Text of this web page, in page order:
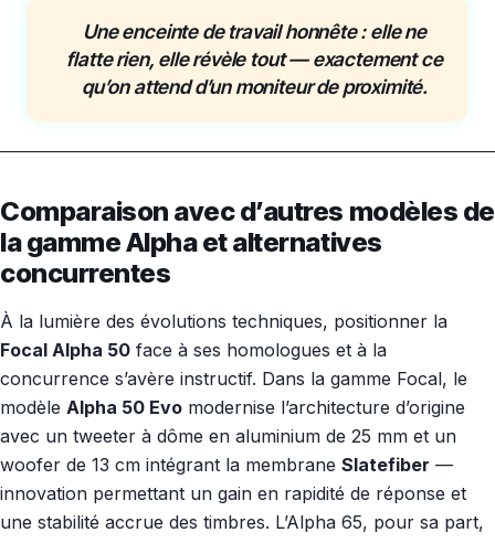
Une enceinte de travail honnête : elle ne
flatte rien, elle révèle tout — exactement ce
qu’on attend d’un moniteur de proximité.
Comparaison avec d’autres modèles de
la gamme Alpha et alternatives
concurrentes
À la lumière des évolutions techniques, positionner la
Focal Alpha 50 face à ses homologues et à la
concurrence s’avère instructif. Dans la gamme Focal, le
modèle Alpha 50 Evo modernise l’architecture d’origine
avec un tweeter à dôme en aluminium de 25 mm et un
woofer de 13 cm intégrant la membrane Slatefiber —
innovation permettant un gain en rapidité de réponse et
une stabilité accrue des timbres. L’Alpha 65, pour sa part,